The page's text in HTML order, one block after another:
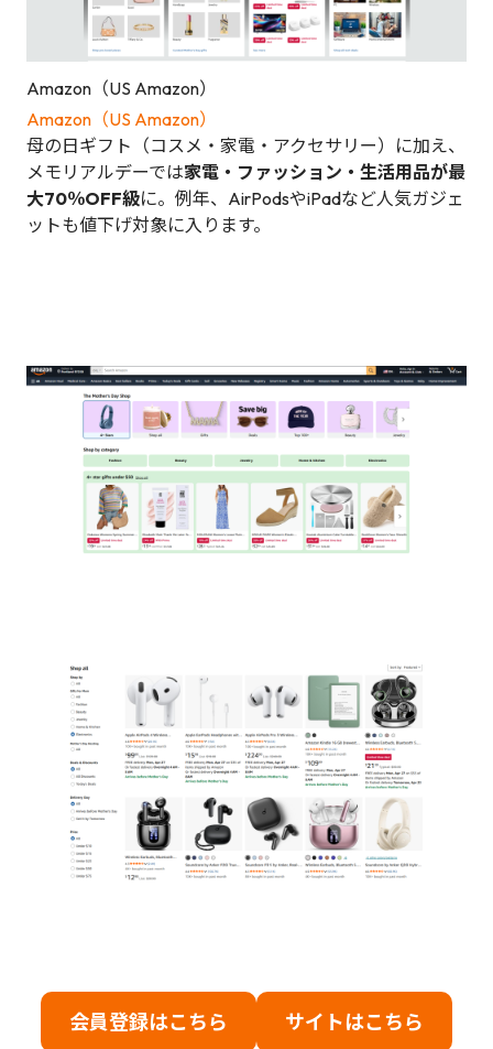
Amazon（US Amazon）
Amazon（US Amazon）
母の日ギフト（コスメ・家電・アクセサリー）に加え、
メモリアルデーでは家電・ファッション・生活用品が最
大70％OFF級に。例年、AirPodsやiPadなど人気ガジェ
ットも値下げ対象に入ります。
会員登録はこちら サイトはこちら